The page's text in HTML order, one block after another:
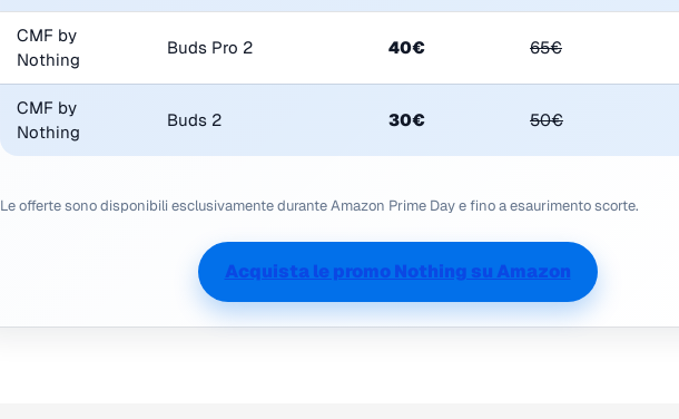
CMF by
Nothing
Buds Pro 2 40€ 65€
CMF by
Nothing
Buds 2 30€ 50€
Le offerte sono disponibili esclusivamente durante Amazon Prime Day e fino a esaurimento scorte.
Acquista le promo Nothing su Amazon